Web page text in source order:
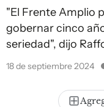
"El Frente Amplio
gobernar cinco
seriedad", dijo
18 de septiembre 2024